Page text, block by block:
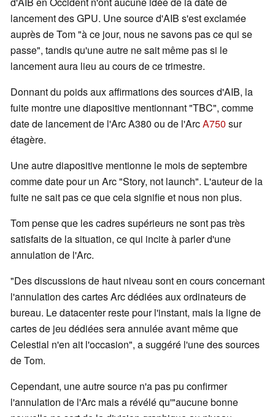
lancement des GPU. Une source d'AIB s'est exclamée
auprès de Tom "à ce jour, nous ne savons pas ce qui se
passe", tandis qu'une autre ne sait même pas si le
lancement aura lieu au cours de ce trimestre.
Donnant du poids aux affirmations des sources d'AIB, la
fuite montre une diapositive mentionnant "TBC", comme
date de lancement de l'Arc A380 ou de l'ArcA750 sur
étagère.
Une autre diapositive mentionne le mois de septembre
comme date pour un Arc "Story, not launch". L'auteur de la
fuite ne sait pas ce que cela signifie et nous non plus.
Tom pense que les cadres supérieurs ne sont pas très
satisfaits de la situation, ce qui incite à parler d'une
annulation de l'Arc.
"Des discussions de haut niveau sont en cours concernant
l'annulation des cartes Arc dédiées aux ordinateurs de
bureau. Le datacenter reste pour l'instant, mais la ligne de
cartes de jeu dédiées sera annulée avant même que
Celestial n'en ait l'occasion", a suggéré l'une des sources
de Tom.
Cependant, une autre source n'a pas pu confirmer
l'annulation de l'Arc mais a révélé qu'"aucune bonne